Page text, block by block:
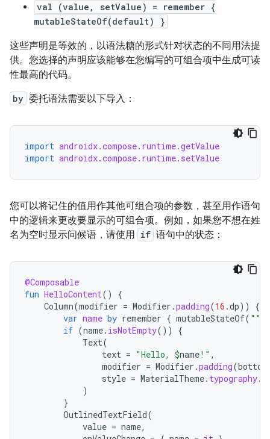
val (value, setValue) = remember {
mutableStateOf(default) }
这些声明是等效的，以语法糖的形式针对状态的不同用法提
供。您选择的声明应该能够在您编写的可组合项中生成可读
性最高的代码。
by 委托语法需要以下导入：
import androidx.compose.runtime.getValue
import androidx.compose.runtime.setValue
您可以将记住的值用作其他可组合项的参数，甚至用作语句
中的逻辑来更改要显示的可组合项。例如，如果您不想在姓
名为空时显示问候语，请使用 if 语句中的状态：
@Composable
fun HelloContent()
{
Column(modifier = Modifier .padding(16.dp))
{
var name by remember { mutableStateOf( ""
if (name. isNotEmpty())
{
Text(
text = "Hello, $name!" ,
modifier = Modifier .padding(bottom
style = MaterialTheme. typography.
)
}
OutlinedTextField(
value = name,